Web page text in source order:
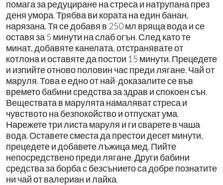
помага за редуциране на стреса и натрупана през
деня умора. Трябва ви кората на един банан,
нарязана. Тя се добавя в 250 мл вряща вода и се
оставя за 5 минути на слаб огън. След като те
минат, добавяте канелата, отстранявате от
котлона и оставяте да постои 15 минути. Прецедете
и изпийте отново половин час преди лягане. Чай от
маруля. Това е едно от най-доказалите се във
времето бабини средства за здрав и спокоен сън.
Веществата в марулята намаляват стреса и
чувството на безпокойство и отпускат ума.
Нарежете три листа маруля и ги сварете в чаша
вода. Оставете сместа да престои десет минути,
прецедете и добавете лъжица мед. Пийте
непосредствено преди лягане. Други бабини
средства за борба с безсънието са добре познатите
ни чай от валериан и лайка.